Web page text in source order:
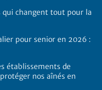
qui changent tout pour la
pour senior en 2026 :
établissements de
nos aînés en